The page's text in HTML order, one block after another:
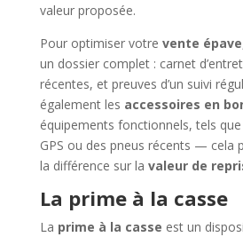
valeur proposée.
Pour optimiser votre vente épave
un dossier complet : carnet
récentes, et preuves d’un suivi
également les accessoires en
équipements fonctionnels, tels
GPS ou des pneus récents — cela
la différence sur la valeur de
La prime à la casse
La prime à la casse est un